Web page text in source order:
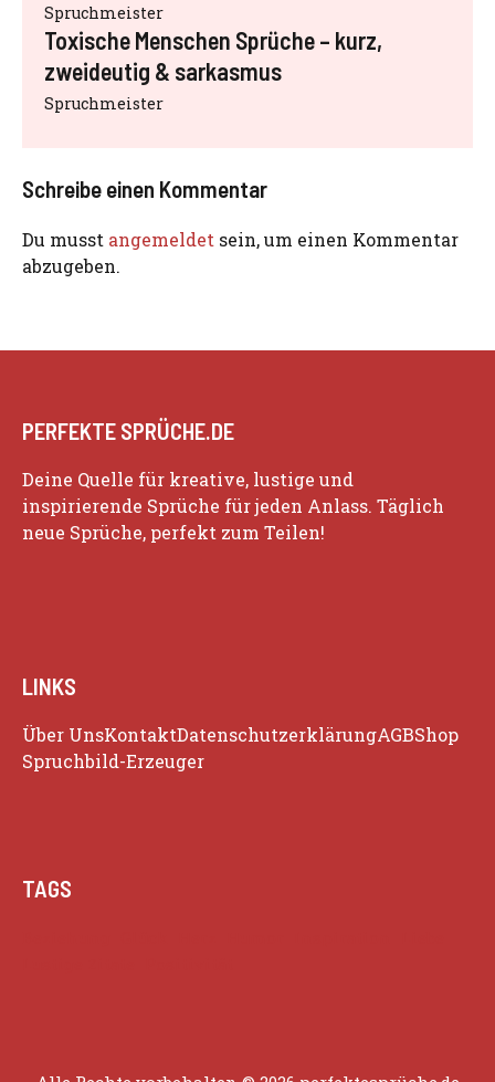
Spruchmeister
Toxische Menschen Sprüche – kurz,
zweideutig & sarkasmus
Spruchmeister
Schreibe einen Kommentar
Du musst angemeldet sein, um einen Kommentar
abzugeben.
PERFEKTE SPRÜCHE.DE
Deine Quelle für kreative, lustige und
inspirierende Sprüche für jeden Anlass. Täglich
neue Sprüche, perfekt zum Teilen!
LINKS
Über UnsKontaktDatenschutzerklärungAGBShop
Spruchbild-Erzeuger
TAGS